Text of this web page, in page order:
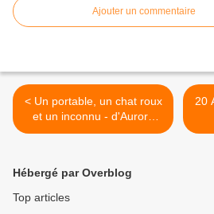
Ajouter un commentaire
< Un portable, un chat roux
et un inconnu - d'Aurore
CHATRAS
20
Hébergé par Overblog
Top articles